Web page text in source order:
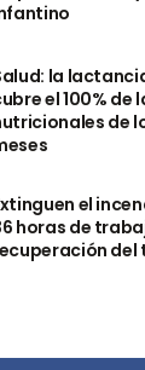
la
el 100% de
de
el
horas de
del